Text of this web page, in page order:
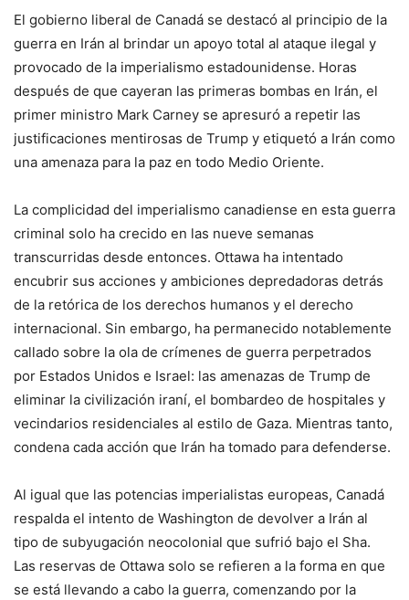
El gobierno liberal de Canadá se destacó al principio de la
guerra en Irán al brindar un apoyo total al ataque ilegal y
provocado de la imperialismo estadounidense. Horas
después de que cayeran las primeras bombas en Irán, el
primer ministro Mark Carney se apresuró a repetir las
justificaciones mentirosas de Trump y etiquetó a Irán como
una amenaza para la paz en todo Medio Oriente.
La complicidad del imperialismo canadiense en esta guerra
criminal solo ha crecido en las nueve semanas
transcurridas desde entonces. Ottawa ha intentado
encubrir sus acciones y ambiciones depredadoras detrás
de la retórica de los derechos humanos y el derecho
internacional. Sin embargo, ha permanecido notablemente
callado sobre la ola de crímenes de guerra perpetrados
por Estados Unidos e Israel: las amenazas de Trump de
eliminar la civilización iraní, el bombardeo de hospitales y
vecindarios residenciales al estilo de Gaza. Mientras tanto,
condena cada acción que Irán ha tomado para defenderse.
Al igual que las potencias imperialistas europeas, Canadá
respalda el intento de Washington de devolver a Irán al
tipo de subyugación neocolonial que sufrió bajo el Sha.
Las reservas de Ottawa solo se refieren a la forma en que
se está llevando a cabo la guerra, comenzando por la